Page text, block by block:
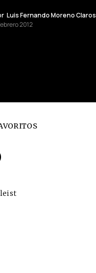
Luis Fernando Moreno Claros
2012